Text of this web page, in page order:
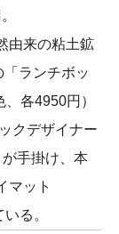
由来の粘土鉱
ランチボッ
各4950円）
クデザイナー
手掛け、本
マット
る。